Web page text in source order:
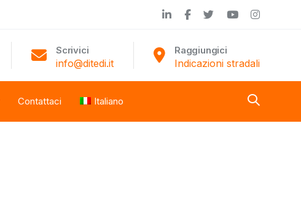
Scrivici
info@ditedi.it
Raggiungici
Indicazioni stradali
Contattaci Italiano